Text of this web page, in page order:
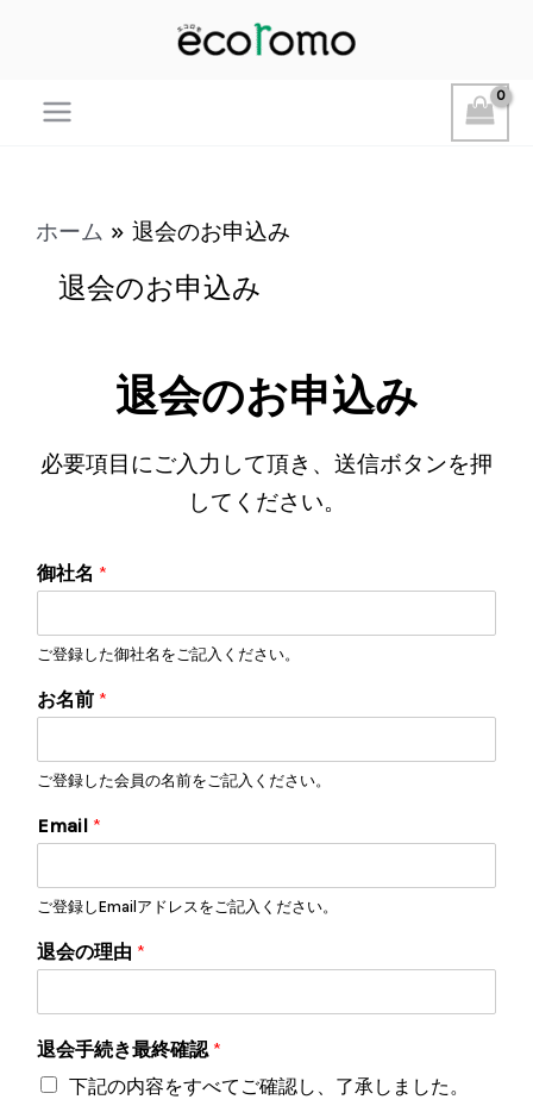
ホーム 退会のお申込み
退会のお申込み
退会のお申込み
必要項目にご入力して頂き、送信ボタンを押
してください。
御社名 *
ご登録した御社名をご記入ください。
お名前 *
ご登録した会員の名前をご記入ください。
Email *
ご登録しEmailアドレスをご記入ください。
退会の理由 *
退会手続き最終確認 *
下記の内容をすべてご確認し、了承しました。